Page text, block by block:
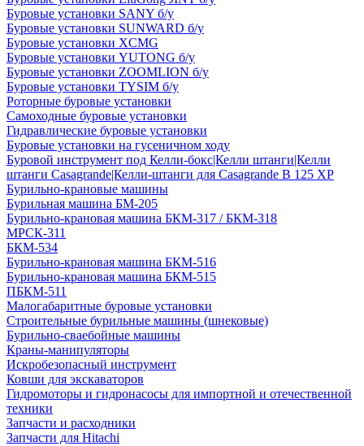
Буровые установки SANY б/у
Буровые установки SUNWARD б/у
Буровые установки XCMG
Буровые установки YUTONG б/у
Буровые установки ZOOMLION б/у
Буровые установки TYSIM б/у
Роторные буровые установки
Самоходные буровые установки
Гидравлические буровые установки
Буровые установки на гусеничном ходу
Буровой инструмент под Келли-бокс|Келли штанги|Келли
штанги Casagrande|Келли-штанги для Casagrande B 125 XP
Бурильно-крановые машины
Бурильная машина БМ-205
Бурильно-крановая машина БКМ-317 / БКМ-318
МРСК-311
БКМ-534
Бурильно-крановая машина БКМ-516
Бурильно-крановая машина БКМ-515
ПБКМ-511
Малогабаритные буровые установки
Строительные бурильные машины (шнековые)
Бурильно-сваебойные машины
Краны-манипуляторы
Искробезопасный инструмент
Ковши для экскаваторов
Гидромоторы и гидронасосы для импортной и отечественной
техники
Запчасти и расходники
Запчасти для Hitachi